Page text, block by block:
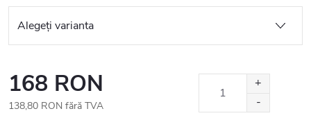
168 RON
138,80 RON fără TVA